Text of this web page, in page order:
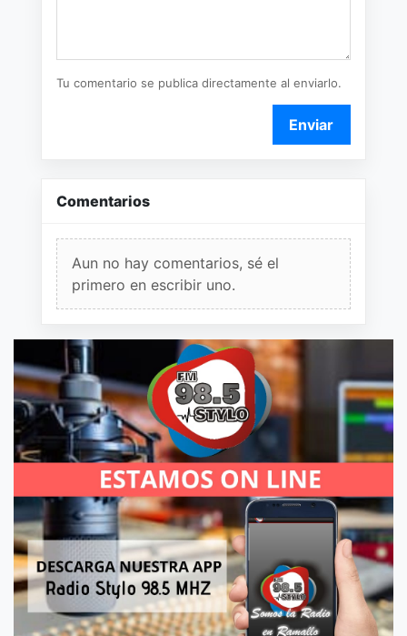
Tu comentario se publica directamente al enviarlo.
Enviar
Comentarios
Aun no hay comentarios, sé el
primero en escribir uno.